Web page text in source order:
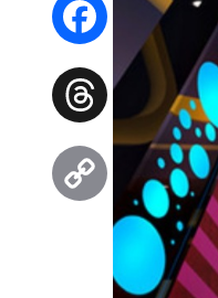
Facebook
Threads
Copy